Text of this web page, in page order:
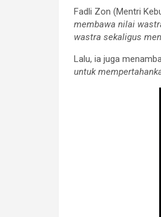
Fadli Zon (Mentri
membawa nilai
wastra sekaligus
Lalu, ia juga
untuk